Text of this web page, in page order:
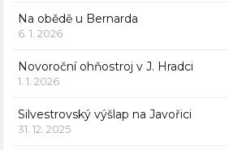
Na obědě u Bernarda
6. 1. 2026
Novoroční ohňostroj v J. Hradci
1. 1. 2026
Silvestrovský výšlap na Javořici
31. 12. 2025